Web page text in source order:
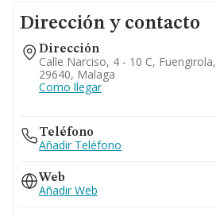
Dirección y contacto
Dirección
Calle Narciso, 4 - 10 C, Fuengirola,
29640, Malaga
Como llegar
Teléfono
Añadir Teléfono
Web
Añadir Web